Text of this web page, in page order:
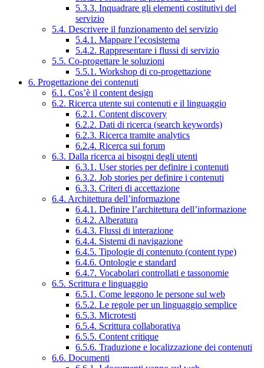
5.3.3. Inquadrare gli elementi costitutivi del
servizio
5.4. Descrivere il funzionamento del servizio
5.4.1. Mappare l’ecosistema
5.4.2. Rappresentare i flussi di servizio
5.5. Co-progettare le soluzioni
5.5.1. Workshop di co-progettazione
6. Progettazione dei contenuti
6.1. Cos’è il content design
6.2. Ricerca utente sui contenuti e il linguaggio
6.2.1. Content discovery
6.2.2. Dati di ricerca (search keywords)
6.2.3. Ricerca tramite analytics
6.2.4. Ricerca sui forum
6.3. Dalla ricerca ai bisogni degli utenti
6.3.1. User stories per definire i contenuti
6.3.2. Job stories per definire i contenuti
6.3.3. Criteri di accettazione
6.4. Architettura dell’informazione
6.4.1. Definire l’architettura dell’informazione
6.4.2. Alberatura
6.4.3. Flussi di interazione
6.4.4. Sistemi di navigazione
6.4.5. Tipologie di contenuto (content type)
6.4.6. Ontologie e standard
6.4.7. Vocabolari controllati e tassonomie
6.5. Scrittura e linguaggio
6.5.1. Come leggono le persone sul web
6.5.2. Le regole per un linguaggio semplice
6.5.3. Microtesti
6.5.4. Scrittura collaborativa
6.5.5. Content critique
6.5.6. Traduzione e localizzazione dei contenuti
6.6. Documenti